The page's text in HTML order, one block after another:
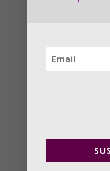
Política de
ACEPTO,